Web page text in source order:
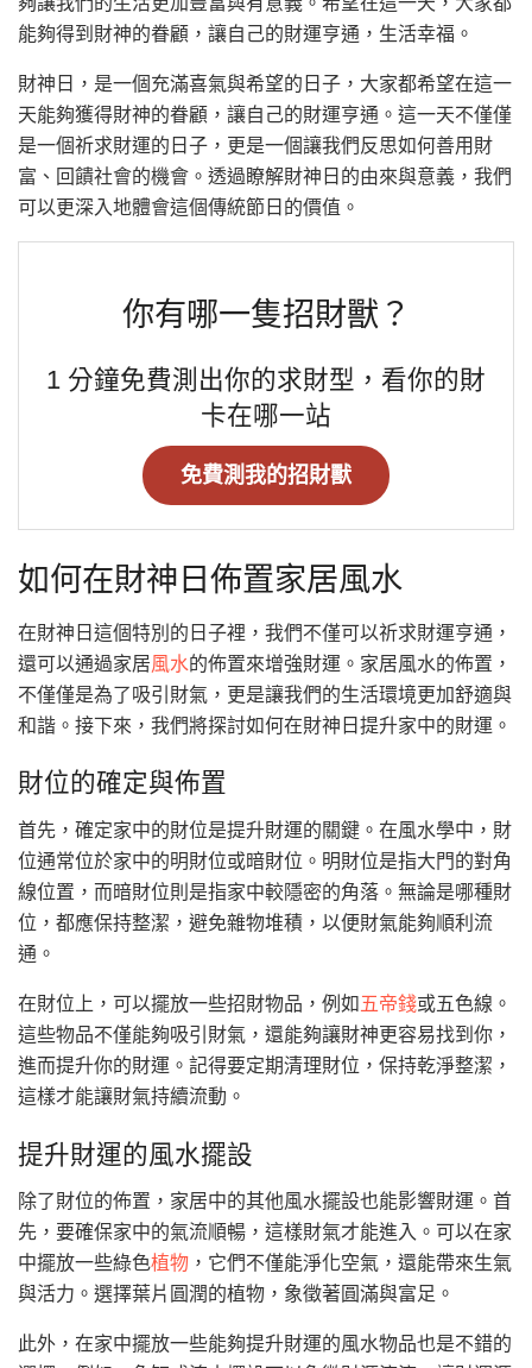
能夠得到財神的眷顧，讓自己的財運亨通，生活幸福。
財神日，是一個充滿喜氣與希望的日子，大家都希望在這一
天能夠獲得財神的眷顧，讓自己的財運亨通。這一天不僅僅
是一個祈求財運的日子，更是一個讓我們反思如何善用財
富、回饋社會的機會。透過瞭解財神日的由來與意義，我們
可以更深入地體會這個傳統節日的價值。
你有哪一隻招財獸？
1 分鐘免費測出你的求財型，看你的財
卡在哪一站
免費測我的招財獸
如何在財神日佈置家居風水
在財神日這個特別的日子裡，我們不僅可以祈求財運亨通，
還可以通過家居風水的佈置來增強財運。家居風水的佈置，
不僅僅是為了吸引財氣，更是讓我們的生活環境更加舒適與
和諧。接下來，我們將探討如何在財神日提升家中的財運。
財位的確定與佈置
首先，確定家中的財位是提升財運的關鍵。在風水學中，財
位通常位於家中的明財位或暗財位。明財位是指大門的對角
線位置，而暗財位則是指家中較隱密的角落。無論是哪種財
位，都應保持整潔，避免雜物堆積，以便財氣能夠順利流
通。
在財位上，可以擺放一些招財物品，例如五帝錢或五色線。
這些物品不僅能夠吸引財氣，還能夠讓財神更容易找到你，
進而提升你的財運。記得要定期清理財位，保持乾淨整潔，
這樣才能讓財氣持續流動。
提升財運的風水擺設
除了財位的佈置，家居中的其他風水擺設也能影響財運。首
先，要確保家中的氣流順暢，這樣財氣才能進入。可以在家
中擺放一些綠色植物 ，它們不僅能淨化空氣，還能帶來生氣
與活力。選擇葉片圓潤的植物，象徵著圓滿與富足。
此外，在家中擺放一些能夠提升財運的風水物品也是不錯的